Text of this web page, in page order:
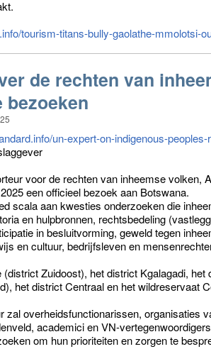
tourism-titans-bully-gaolathe-mmolotsi-
de rechten van
bezoeken
un-expert-on-indigenous-
voor de rechten van inheemse volken,
een officieel bezoek aan Botswana.
scala aan kwesties onderzoeken die
en hulpbronnen, rechtsbedeling
in besluitvorming, geweld tegen
en cultuur, bedrijfsleven en
Zuidoost), het district Kgalagadi,
het district Centraal en het wildreservaat
zal overheidsfunctionarissen, organisaties
academici en VN-
om hun prioriteiten en zorgen te